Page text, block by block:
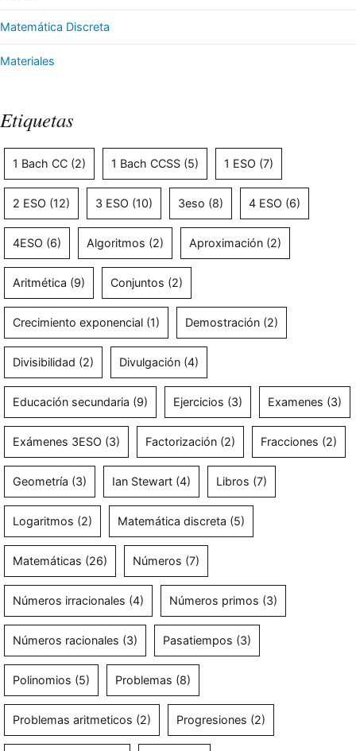
Matemática Discreta
Materiales
Etiquetas
1 Bach CC (2) 1 Bach CCSS (5) 1 ESO (7)
2 ESO (12) 3 ESO (10) 3eso (8) 4 ESO (6)
4ESO (6) Algoritmos (2) Aproximación (2)
Aritmética (9) Conjuntos (2)
Crecimiento exponencial (1) Demostración (2)
Divisibilidad (2) Divulgación (4)
Educación secundaria (9) Ejercicios (3) Examenes (3)
Exámenes 3ESO (3) Factorización (2) Fracciones (2)
Geometría (3) Ian Stewart (4) Libros (7)
Logaritmos (2) Matemática discreta (5)
Matemáticas (26) Números (7)
Números irracionales (4) Números primos (3)
Números racionales (3) Pasatiempos (3)
Polinomios (5) Problemas (8)
Problemas aritmeticos (2) Progresiones (2)